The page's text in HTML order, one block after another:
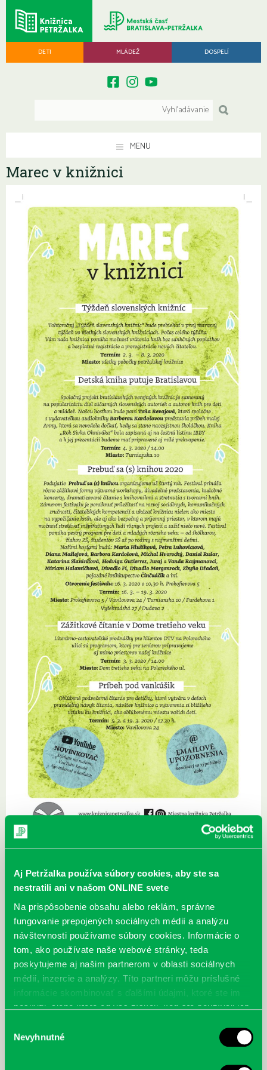
Aj Petržalka používa súbory cookies, aby ste sa
nestratili ani v našom ONLINE svete
Na prispôsobenie obsahu alebo reklám, správne
fungovanie prepojených sociálnych médií a analýzu
návštevnosti používame súbory cookies. Informácie o
tom, ako používate naše webové stránky, teda
poskytujeme aj našim partnerom v oblasti sociálnych
médií, inzercie a analýzy. Títo partneri môžu príslušné
informácie skombinovať s ďalšími údajmi, ktoré ste im
poskytli, alebo ktoré od vás získali, keď ste používali ich
súhlasu
Nevyhnutné
DETI MLÁDEŽ DOSPELÍ
MENU
Marec v knižnici
Pozývame Vás na výnimočné podujatia, ktoré organizujeme v marci –
mesiaci knihy.
Najbližšie podujatia
Čítame ušami. Audioknihy v
ponuke petržalskej knižnice
Máme skvelé správy pre všetkých milovníkov kníh a príbehov!
Odteraz si môžete v našej knižnici nielen požičať klasické
papierové knihy a e-knihy, a...
DNES